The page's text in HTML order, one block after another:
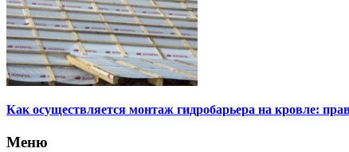
Как осуществляется монтаж гидробарьера на кровле:
Меню